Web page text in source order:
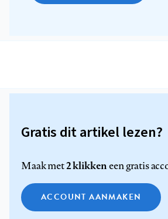
Gratis dit artikel lezen?
Maak met2 klikkeneen gratis
ACCOUNT AANMAKEN